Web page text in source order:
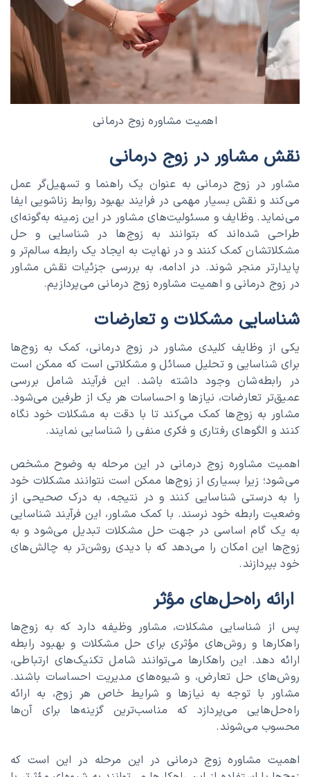
اهمیت مشاوره زوج درمانی
نقش مشاور در زوج درمانی
مشاور در زوج درمانی به عنوان یک راهنما و تسهیل‌گر عمل
می‌کند و نقش بسیار مهمی در فرایند بهبود روابط زناشویی ایفا
می‌نماید. وظایف و مسئولیت‌های مشاور در این زمینه به‌گونه‌ای
طراحی شده‌اند که بتوانند به زوج‌ها در شناسایی و حل
مشکلاتشان کمک کنند و در نهایت به ایجاد یک رابطه سالم‌تر و
پایدارتر منجر شوند. در ادامه، به بررسی جزئیات نقش مشاور
در زوج درمانی و اهمیت مشاوره زوج درمانی می‌پردازیم.
شناسایی مشکلات و تعارضات
یکی از وظایف کلیدی مشاور در زوج درمانی، کمک به زوج‌ها
برای شناسایی و تحلیل مسائل و مشکلاتی است که ممکن است
در رابطه‌شان وجود داشته باشد. این فرآیند شامل بررسی
عمیق‌تر تعارضات، نیازها و احساسات هر یک از طرفین می‌شود.
مشاور به زوج‌ها کمک می‌کند تا با دقت به مشکلات خود نگاه
کنند و الگوهای رفتاری و فکری منفی را شناسایی نمایند.
اهمیت مشاوره زوج درمانی در این مرحله به وضوح مشخص
می‌شود؛ زیرا بسیاری از زوج‌ها ممکن است نتوانند مشکلات خود
را به درستی شناسایی کنند و در نتیجه، به درک صحیحی از
وضعیت رابطه خود نرسند. با کمک مشاور، این فرآیند شناسایی
به یک گام اساسی در جهت حل مشکلات تبدیل می‌شود و به
زوج‌ها این امکان را می‌دهد که با دیدی روشن‌تر به چالش‌های
خود بپردازند.
ارائه راه‌حل‌های مؤثر
پس از شناسایی مشکلات، مشاور وظیفه دارد که به زوج‌ها
راهکارها و روش‌های مؤثری برای حل مشکلات و بهبود رابطه
ارائه دهد. این راهکارها می‌توانند شامل تکنیک‌های ارتباطی،
روش‌های حل تعارض، و شیوه‌های مدیریت احساسات باشند.
مشاور با توجه به نیازها و شرایط خاص هر زوج، به ارائه
راه‌حل‌هایی می‌پردازد که مناسب‌ترین گزینه‌ها برای آن‌ها
محسوب می‌شوند.
اهمیت مشاوره زوج درمانی در این مرحله در این است که